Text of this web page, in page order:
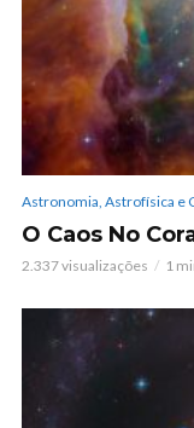
Astronomia, Astrofísica e
O Caos No
2.337 visualizações 1